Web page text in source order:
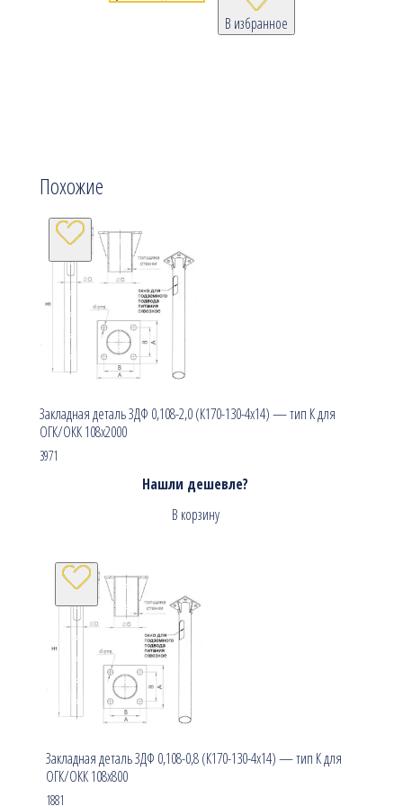
В избранное
Похожие
Закладная деталь ЗДФ 0,108-2,0 (К170-130-4х14) — тип К для
ОГК/ОКК 108х2000
3971
Нашли дешевле?
В корзину
Закладная деталь ЗДФ 0,108-0,8 (К170-130-4х14) — тип К для
ОГК/ОКК 108х800
1881